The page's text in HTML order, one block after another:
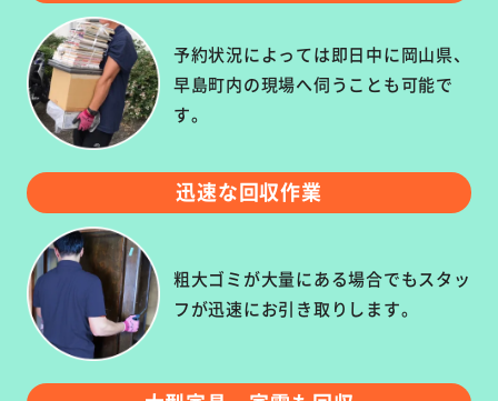
予約状況によっては即日中に岡山県、
早島町内の現場へ伺うことも可能で
す。
迅速な回収作業
粗大ゴミが大量にある場合でもスタッ
フが迅速にお引き取りします。